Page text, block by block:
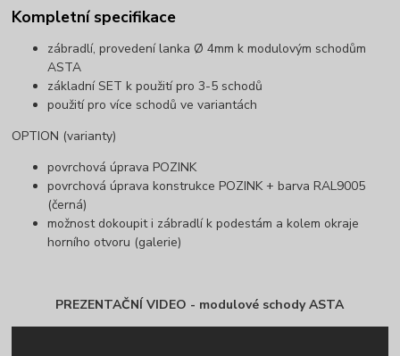
Kompletní specifikace
zábradlí, provedení lanka Ø 4mm k modulovým schodům
ASTA
základní SET k použití pro 3-5 schodů
použití pro více schodů ve variantách
OPTION (varianty)
povrchová úprava POZINK
povrchová úprava konstrukce POZINK + barva RAL9005
(černá)
možnost dokoupit i zábradlí k podestám a kolem okraje
horního otvoru (galerie)
PREZENTAČNÍ VIDEO - modulové schody ASTA